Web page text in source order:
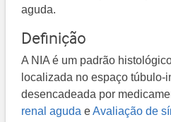
aguda.
Definição
A NIA é um padrão
localizada no espaço túbulo-
desencadeada por
renal aguda eAvaliação de